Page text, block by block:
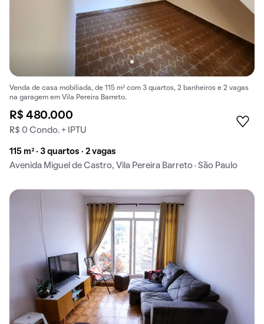
Venda de casa mobiliada, de 115 m² com 3 quartos, 2 banheiros e 2 vagas
na garagem em Vila Pereira Barreto.
R$ 480.000
R$ 0 Condo. + IPTU
115 m² · 3 quartos · 2 vagas
Avenida Miguel de Castro, Vila Pereira Barreto · São Paulo